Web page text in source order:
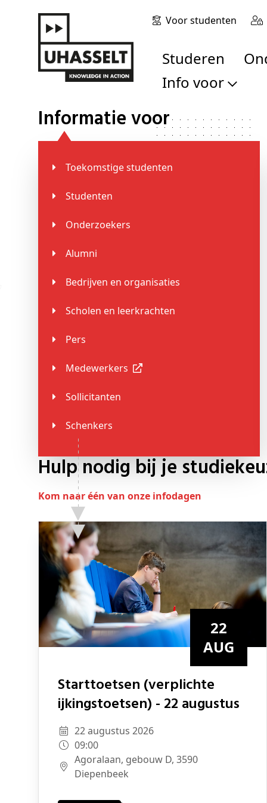
Voor studenten
Studeren
Info voor
Studenten
Informatie voor
toekomstige studenten
Studenten
Onderzoekers
Alumni
Bedrijven en organisaties
Scholen en leerkrachten
Pers
Medewerkers
Sollicitanten
Schenkers
hulp nodig bij je
Kom naar één van onze infodagen
22
AUG
Starttoetsen (verplichte
ijkingstoetsen) - 22 augustus
22 augustus 2026
09:00
Agoralaan, gebouw D, 3590
Diepenbeek